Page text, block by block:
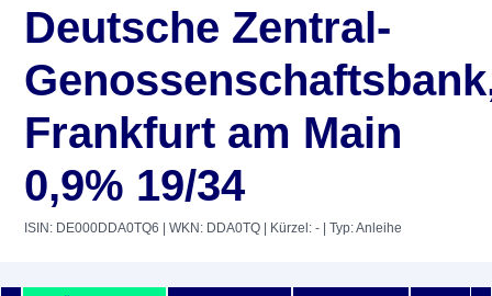
Deutsche Zentral-
Frankfurt am Main
0,9% 19/34
ISIN: DE000DDA0TQ6 | WKN: DDA0TQ | Kürzel: - | Typ: Anleihe